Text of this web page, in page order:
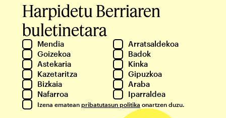
Harpidetu Berriaren
buletinetara
Mendia
Arratsaldekoa
Goizekoa
Badok
Astekaria
Kinka
Kazetaritza
Gipuzkoa
Bizkaia
Araba
Nafarroa
Iparraldea
Izena ematean pribatutasun politika onartzen duzu.